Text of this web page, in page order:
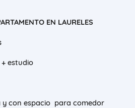
EN LAURELES
estudio
y con espacio para comedor